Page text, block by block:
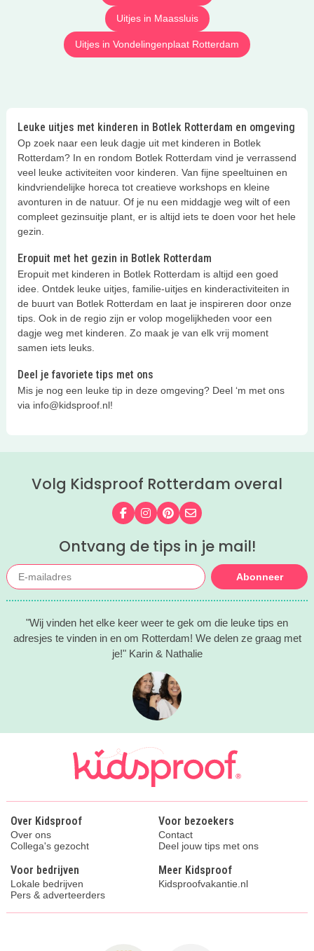
Uitjes in Maassluis
Uitjes in Vondelingenplaat Rotterdam
Leuke uitjes met kinderen in Botlek Rotterdam en omgeving
Op zoek naar een leuk dagje uit met kinderen in Botlek
Rotterdam? In en rondom Botlek Rotterdam vind je verrassend
veel leuke activiteiten voor kinderen. Van fijne speeltuinen en
kindvriendelijke horeca tot creatieve workshops en kleine
avonturen in de natuur. Of je nu een middagje weg wilt of een
compleet gezinsuitje plant, er is altijd iets te doen voor het hele
gezin.
Eropuit met het gezin in Botlek Rotterdam
Eropuit met kinderen in Botlek Rotterdam is altijd een goed
idee. Ontdek leuke uitjes, familie-uitjes en kinderactiviteiten in
de buurt van Botlek Rotterdam en laat je inspireren door onze
tips. Ook in de regio zijn er volop mogelijkheden voor een
dagje weg met kinderen. Zo maak je van elk vrij moment
samen iets leuks.
Deel je favoriete tips met ons
Mis je nog een leuke tip in deze omgeving? Deel ‘m met ons
via info@kidsproof.nl!
Volg Kidsproof Rotterdam overal
Volg ons op Facebook
Volg ons op Instagram
Volg ons op Pinterest
Mail ons
Ontvang de tips in je mail!
Abonneer
"Wij vinden het elke keer weer te gek om die leuke tips en
adresjes te vinden in en om Rotterdam! We delen ze graag met
je!" Karin & Nathalie
Over Kidsproof
Over ons
Collega's gezocht
Voor bezoekers
Contact
Deel jouw tips met ons
Voor bedrijven
Lokale bedrijven
Pers & adverteerders
Meer Kidsproof
Kidsproofvakantie.nl